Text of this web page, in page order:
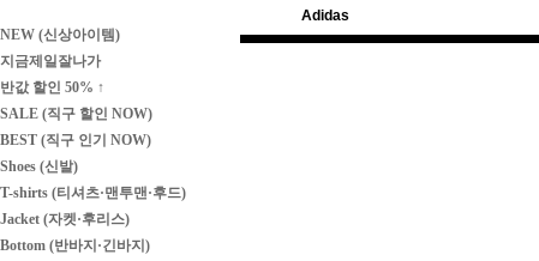
NEW (신상아이템)
지금제일잘나가
반값 할인 50% ↑
SALE (직구 할인 NOW)
BEST (직구 인기 NOW)
Shoes (신발)
T-shirts (티셔츠·맨투맨·후드)
Jacket (자켓·후리스)
Bottom (반바지·긴바지)
Adidas